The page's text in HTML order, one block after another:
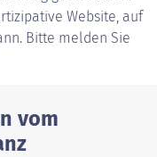
Website, auf
Bitte melden Sie
vom